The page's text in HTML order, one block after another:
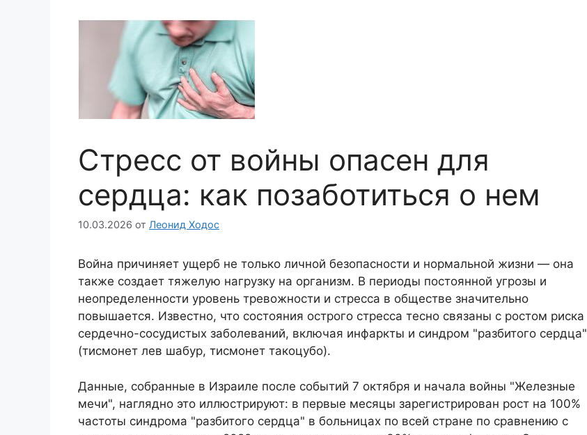
Стресс от войны опасен для
сердца: как позаботиться о нем
10.03.2026 от Леонид Ходос
Война причиняет ущерб не только личной безопасности и нормальной жизни — она
также создает тяжелую нагрузку на организм. В периоды постоянной угрозы и
неопределенности уровень тревожности и стресса в обществе значительно
повышается. Известно, что состояния острого стресса тесно связаны с ростом риска
сердечно-сосудистых заболеваний, включая инфаркты и синдром "разбитого сердца"
(тисмонет лев шабур, тисмонет такоцубо).
Данные, собранные в Израиле после событий 7 октября и начала войны "Железные
мечи", наглядно это иллюстрируют: в первые месяцы зарегистрирован рост на 100%
частоты синдрома "разбитого сердца" в больницах по всей стране по сравнению с